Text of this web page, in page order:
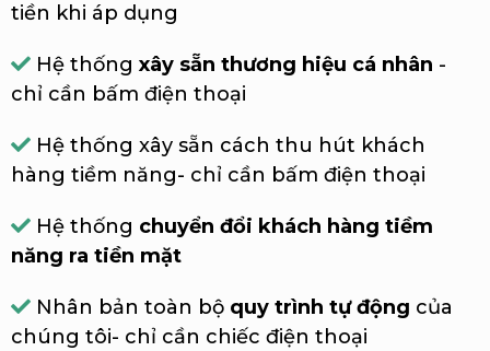
tiền khi áp dụng
Hệ thống xây sẵn thương hiệu cá nhân -
chỉ cần bấm điện thoại
Hệ thống xây sẵn cách thu hút khách
hàng tiềm năng- chỉ cần bấm điện thoại
Hệ thống chuyển đổi khách hàng tiềm
năng ra tiền mặt
Nhân bản toàn bộ quy trình tự động của
chúng tôi- chỉ cần chiếc điện thoại